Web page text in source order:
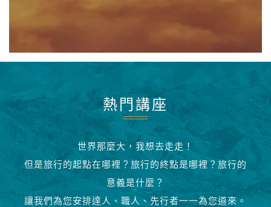
熱門講座
世界那麼大，我想去走走！
但是旅行的起點在哪裡？旅行的終點是哪裡？旅行的
意義是什麼？
讓我們為您安排達人、職人、先行者一一為您道來。